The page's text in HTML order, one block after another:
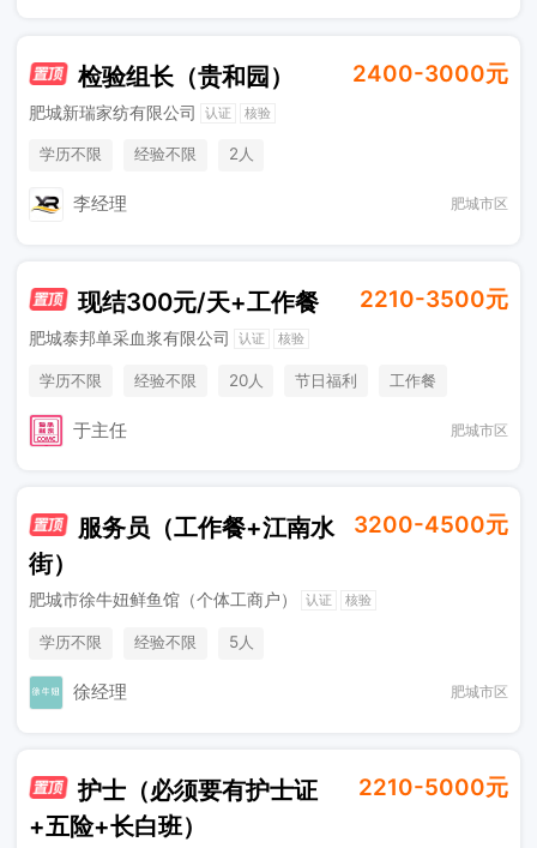
检验组长（贵和园） 2400-3000元
肥城新瑞家纺有限公司 认证 核验
学历不限 经验不限 2人
李经理 肥城市区
现结300元/天+工作餐 2210-3500元
肥城泰邦单采血浆有限公司 认证 核验
学历不限 经验不限 20人 节日福利
工作餐
班车接送
于主任 肥城市区
服务员（工作餐+江南水
街）
3200-4500元
肥城市徐牛妞鲜鱼馆（个体工商户） 认证 核验
学历不限 经验不限 5人
徐经理 肥城市区
护士（必须要有护士证
+五险+长白班）
2210-5000元